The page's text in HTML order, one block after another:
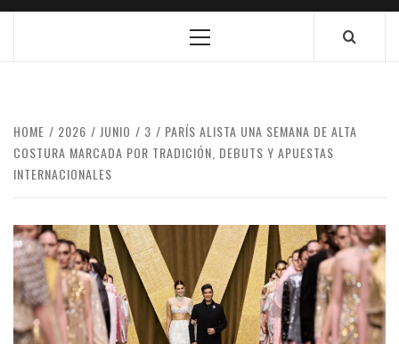
HOME 2026 JUNIO 3
PARÍS ALISTA UNA SEMANA DE ALTA
COSTURA MARCADA POR TRADICIÓN, DEBUTS Y APUESTAS
INTERNACIONALES